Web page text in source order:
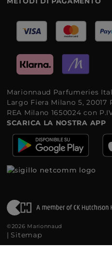
Marionnaud Parfumeries
Largo Fiera Milano 5, 20017
REA Milano 1650024 con
SCARICA LA NOSTRA APP
©2026 Marionnaud
| Sitemap